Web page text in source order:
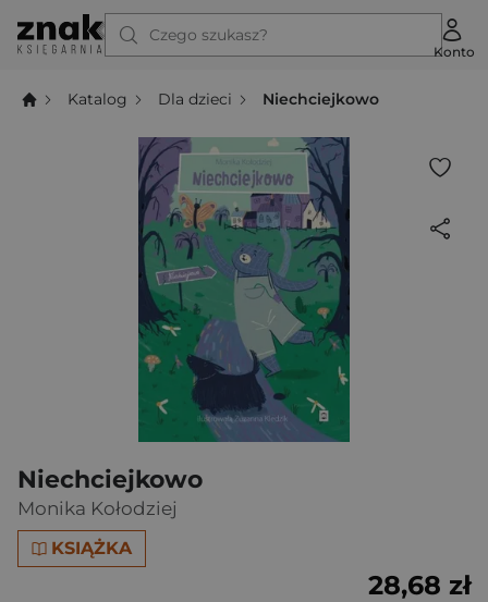
Czego szukasz?
Konto
Katalog Dla dzieci Niechciejkowo
Niechciejkowo
Monika Kołodziej
KSIĄŻKA
28,68 zł